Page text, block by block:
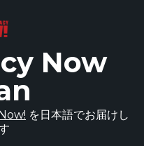
Now
を日本語でお届けし